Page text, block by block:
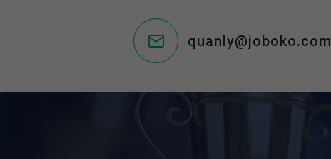
quanly@joboko.com